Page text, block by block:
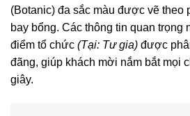
(Botanic) đa sắc màu được vẽ theo
bay bổng. Các thông tin quan trọng
điểm tổ chức (Tại: Tư gia) được
đãng, giúp khách mời nắm bắt mọi
giây.